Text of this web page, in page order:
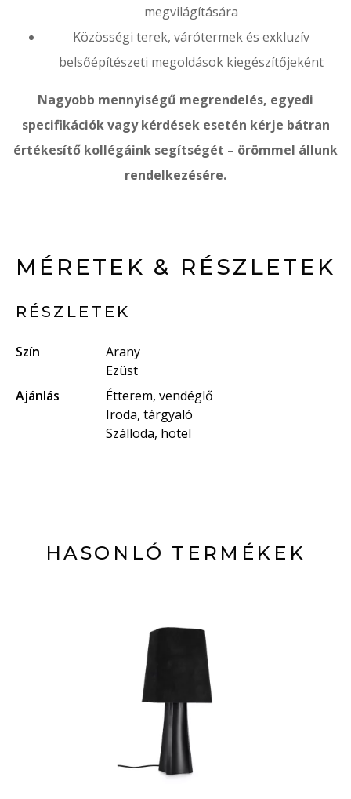
megvilágítására
Közösségi terek, várótermek és exkluzív
belsőépítészeti megoldások kiegészítőjeként
Nagyobb mennyiségű megrendelés, egyedi
specifikációk vagy kérdések esetén kérje bátran
értékesítő kollégáink segítségét – örömmel állunk
rendelkezésére.
MÉRETEK & RÉSZLETEK
RÉSZLETEK
Szín
Arany
Ezüst
Ajánlás
Étterem, vendéglő
Iroda, tárgyaló
Szálloda, hotel
HASONLÓ TERMÉKEK